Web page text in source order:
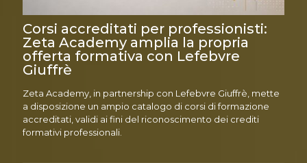
Corsi accreditati per professionisti:
Zeta Academy amplia la propria
offerta formativa con Lefebvre
Giuffrè
Zeta Academy, in partnership con Lefebvre Giuffrè, mette
a disposizione un ampio catalogo di corsi di formazione
accreditati, validi ai fini del riconoscimento dei crediti
formativi professionali.